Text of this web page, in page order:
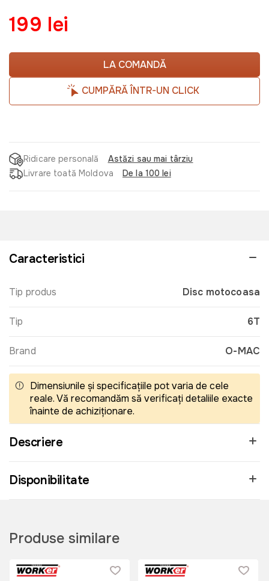
199 lei
LA COMANDĂ
CUMPĂRĂ ÎNTR-UN CLICK
Ridicare personală
Astăzi sau mai târziu
Livrare toată Moldova
De la 100 lei
Caracteristici
Tip produs Disc motocoasa
Tip 6T
Brand O-MAC
Dimensiunile și specificațiile pot varia de cele
reale. Vă recomandăm să verificați detaliile exacte
înainte de achiziționare.
Descriere
Disponibilitate
Produse similare